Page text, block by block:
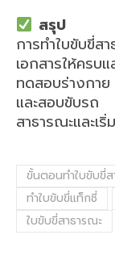
สรุป
การทำใบขับขี่
เอกสารให้คร
ทดสอบร่างกา
และสอบขับรถ
สาธารณะและเ
ขั้นตอนทำใบขับขี่ส
ทำใบขับขี่แท็กซี่
ใบขับขี่สาธารณะ